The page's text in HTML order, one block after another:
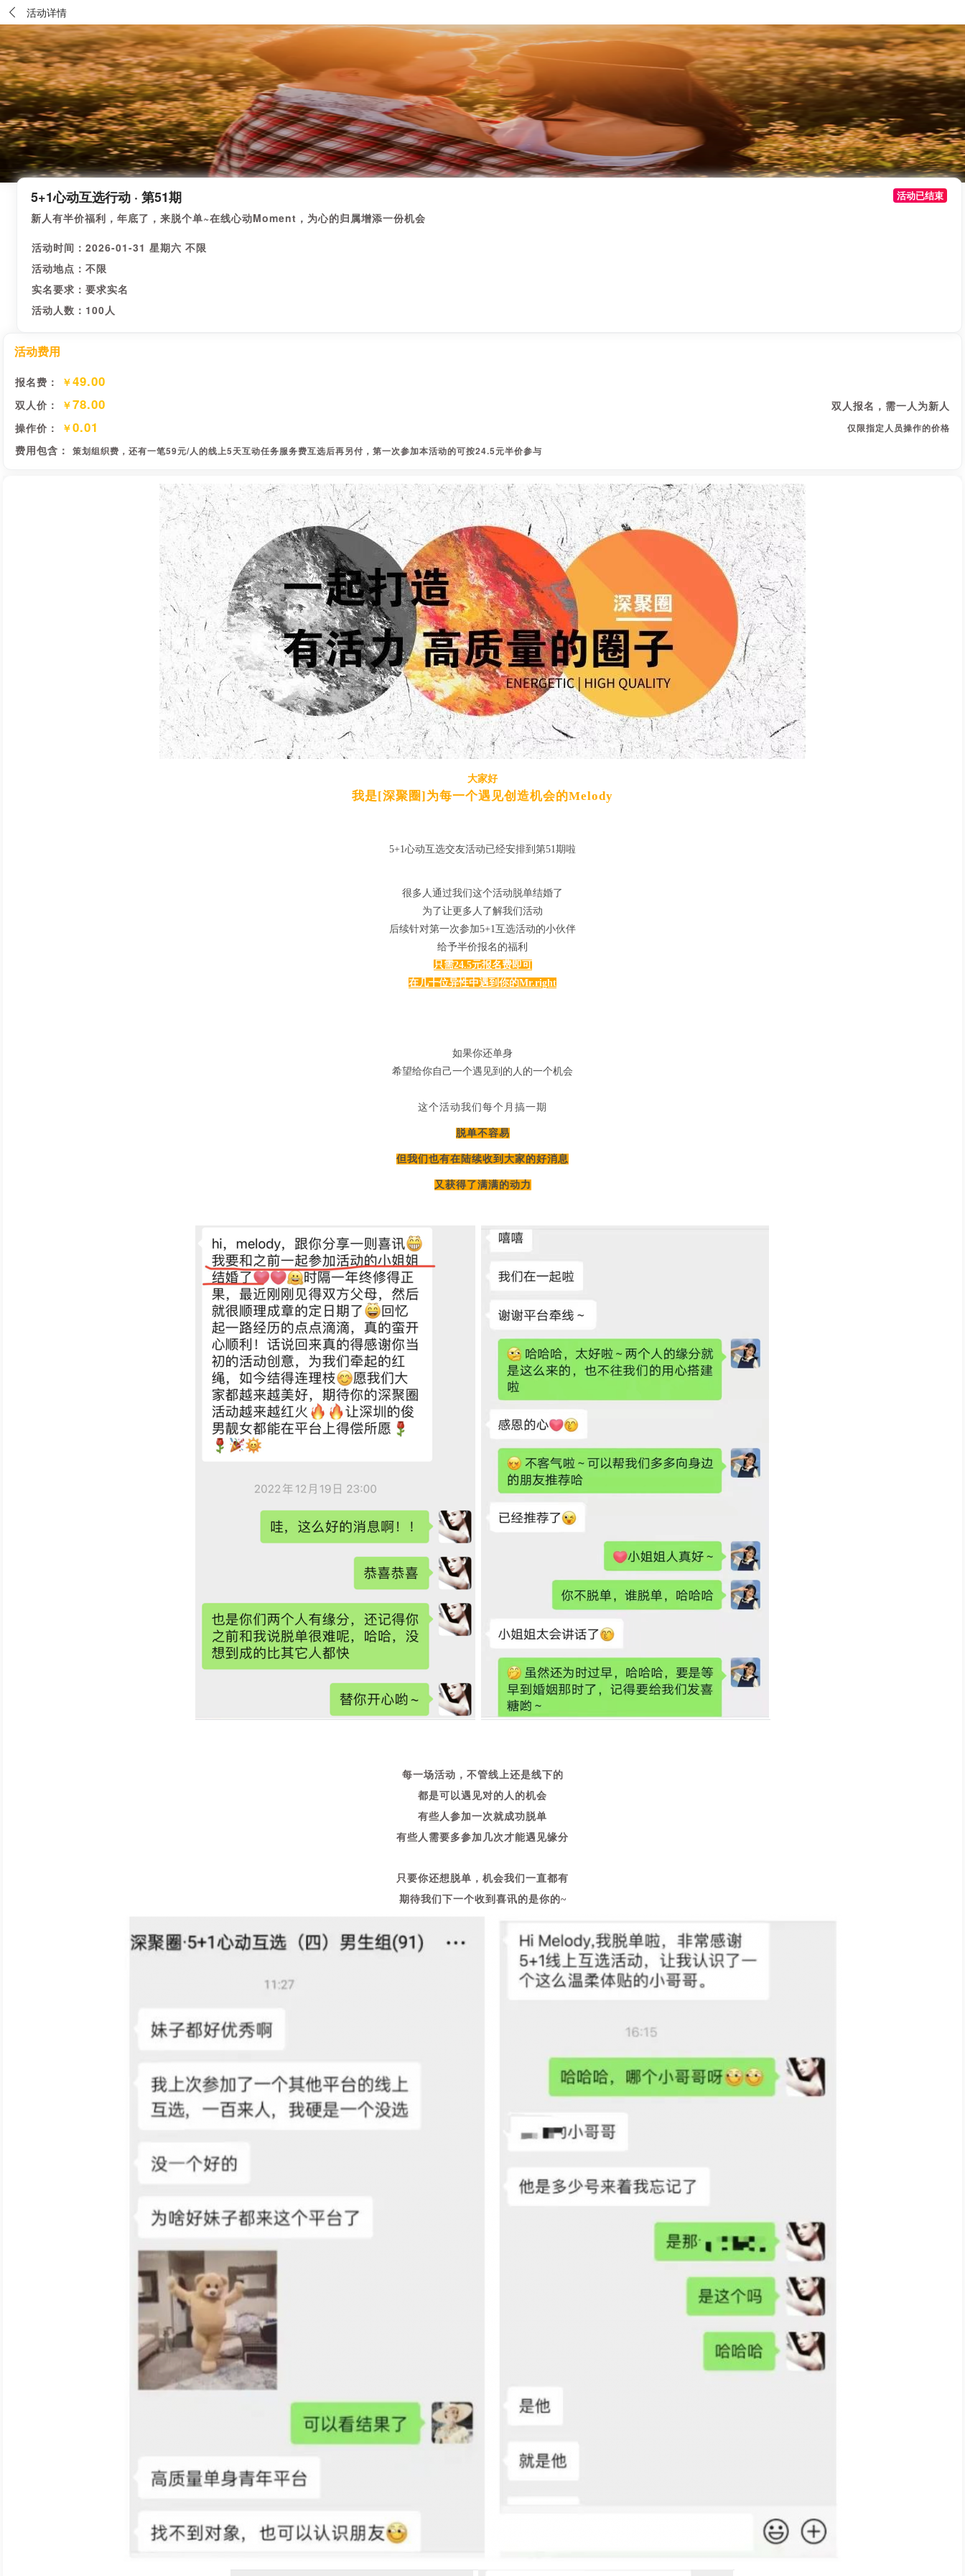
活动详情
5+1心动互选行动 · 第51期 活动已结束
新人有半价福利，年底了，来脱个单~在线心动Moment，为心的归属增添一份机会
活动时间：2026-01-31 星期六 不限
活动地点：不限
实名要求：要求实名
活动人数：100人
活动费用
报名费： ￥49.00
双人价： ￥78.00
双人报名，需一人为新人
操作价：
￥0.01 仅限指定人员操作的价格
费用包含： 策划组织费，还有一笔59元/人的线上5天互动任务服务费互选后再另付，第一次参加本活动的可按24.5元半价参与
大家好
我是[深聚圈]为每一个遇见创造机会的Melody
5+1心动互选交友活动已经安排到第51期啦
很多人通过我们这个活动脱单结婚了
为了让更多人了解我们活动
后续针对第一次参加5+1互选活动的小伙伴
给予半价报名的福利
只需24.5元报名费即可
在几十位异性中遇到你的Mr.right
如果你还单身
希望给你自己一个遇见到的人的一个机会
这个活动我们每个月搞一期
脱单不容易
但我们也有在陆续收到大家的好消息
又获得了满满的动力
每一场活动，不管线上还是线下的
都是可以遇见对的人的机会
有些人参加一次就成功脱单
有些人需要多参加几次才能遇见缘分
只要你还想脱单，机会我们一直都有
期待我们下一个收到喜讯的是你的~